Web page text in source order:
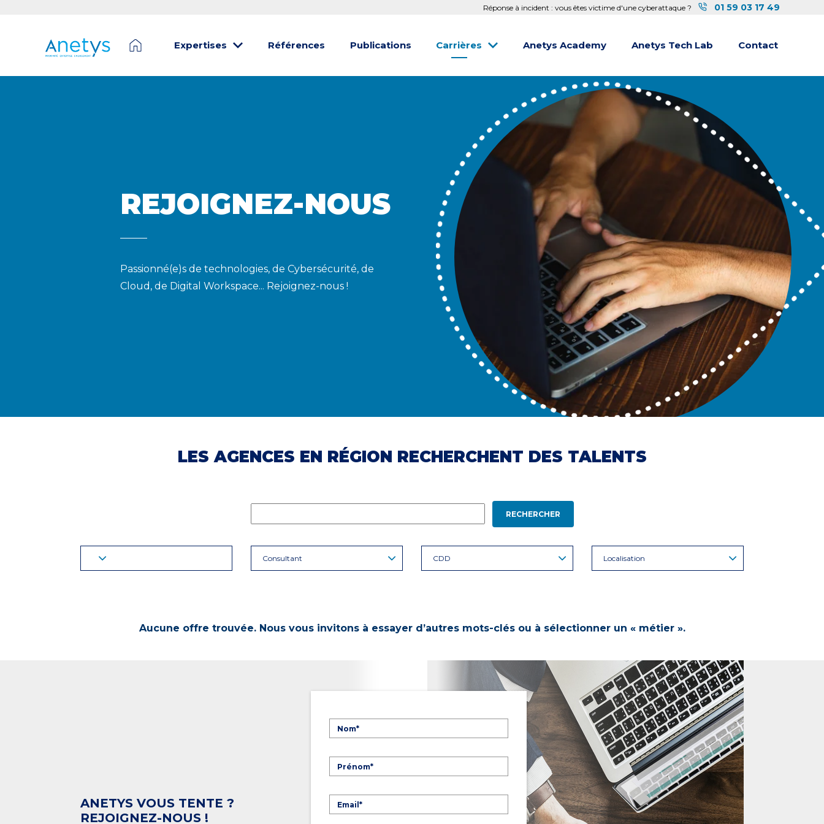
Réponse à incident : vous êtes victime d'une cyberattaque ? 01 59 03 17 49
Expertises Références Publications Carrières Anetys Academy Anetys Tech Lab Contact
REJOIGNEZ-NOUS
Passionné(e)s de technologies, de Cybersécurité, de
Cloud, de Digital Workspace... Rejoignez-nous !
LES AGENCES EN RÉGION RECHERCHENT DES TALENTS
RECHERCHER
Consultant CDD Localisation
Aucune offre trouvée. Nous vous invitons à essayer d’autres mots-clés ou à sélectionner un « métier ».
ANETYS VOUS TENTE ?
REJOIGNEZ-NOUS !